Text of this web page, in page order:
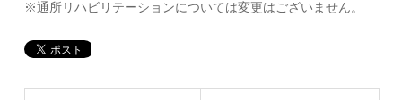
※通所リハビリテーションについては変更はございません。